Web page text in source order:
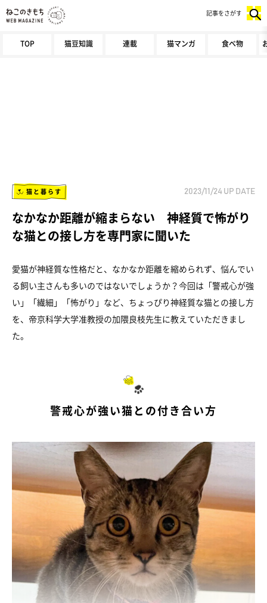
TOP 猫豆知識 連載 猫マンガ 食べ物
記事をさがす
猫と暮らす 2023/11/24 UP DATE
なかなか距離が縮まらない 神経質で怖がり
な猫との接し方を専門家に聞いた
愛猫が神経質な性格だと、なかなか距離を縮められず、悩んでい
る飼い主さんも多いのではないでしょうか？今回は「警戒心が強
い」「繊細」「怖がり」など、ちょっぴり神経質な猫との接し方
を、帝京科学大学准教授の加隈良枝先生に教えていただきまし
た。
警戒心が強い猫との付き合い方